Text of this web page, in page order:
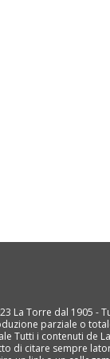
La Torre dal 1905 -
parziale o
Tutti i contenuti de
di citare sempre